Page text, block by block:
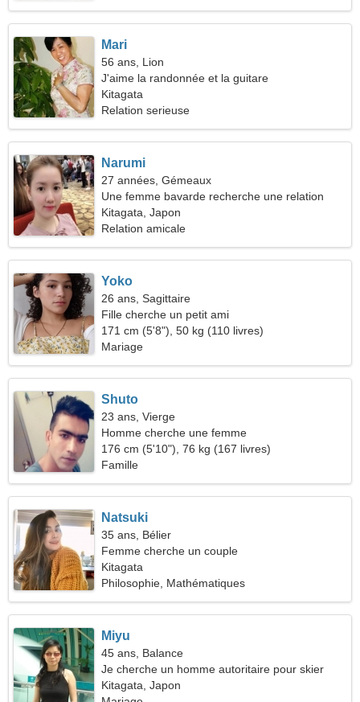
Mari
56 ans, Lion
J'aime la randonnée et la guitare
Kitagata
Relation serieuse
Narumi
27 années, Gémeaux
Une femme bavarde recherche une relation
amoureuse
Kitagata, Japon
Relation amicale
Yoko
26 ans, Sagittaire
Fille cherche un petit ami
171 cm (5'8"), 50 kg (110 livres)
Mariage
Shuto
23 ans, Vierge
Homme cherche une femme
176 cm (5'10"), 76 kg (167 livres)
Famille
Natsuki
35 ans, Bélier
Femme cherche un couple
Kitagata
Philosophie, Mathématiques
Miyu
45 ans, Balance
Je cherche un homme autoritaire pour skier
ensemble
Kitagata, Japon